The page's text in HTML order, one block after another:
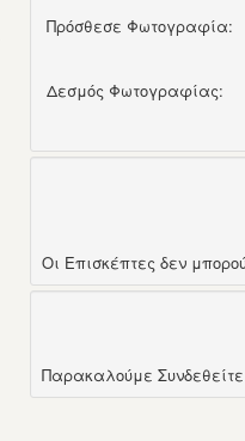
Πρόσθεσε Φωτογραφία:
Δεσμός Φωτογραφίας:
Οι Επισκέπτες δεν
Παρακαλούμε